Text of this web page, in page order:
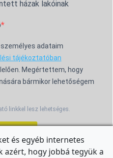
házak lakóinak
adataim
tájékoztatóban
Megértettem, hogy
bármikor lehetőségem
linkkel lesz lehetséges.
és egyéb internetes
hogy jobbá tegyük a